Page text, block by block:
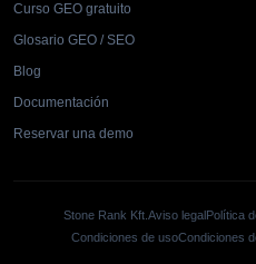
Curso GEO gratuito
Glosario GEO / SEO
Blog
Documentación
Reservar una demo
Stone Rank Kft. Aviso legalPolítica
Condiciones de usoCondiciones